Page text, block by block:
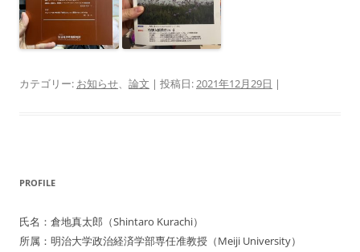
カテゴリー: お知らせ、 論文 | 投稿日:2021年12月29日 |
PROFILE
氏名：倉地真太郎（Shintaro Kurachi）
所属：明治大学政治経済学部専任准教授（Meiji University）